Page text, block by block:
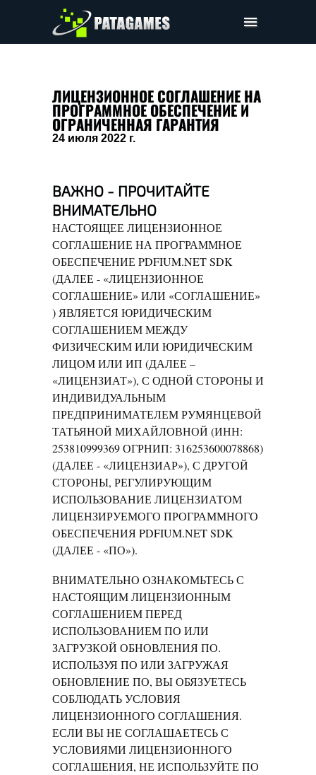
Компания
Соглашение
ЛИЦЕНЗИОННОЕ СОГЛАШЕНИЕ НА
ПРОГРАММНОЕ ОБЕСПЕЧЕНИЕ И
ОГРАНИЧЕННАЯ ГАРАНТИЯ
24 июля 2022 г.
ВАЖНО - ПРОЧИТАЙТЕ
ВНИМАТЕЛЬНО
НАСТОЯЩЕЕ ЛИЦЕНЗИОННОЕ
СОГЛАШЕНИЕ НА ПРОГРАММНОЕ
ОБЕСПЕЧЕНИЕ PDFIUM.NET SDK
(ДАЛЕЕ - «ЛИЦЕНЗИОННОЕ
СОГЛАШЕНИЕ» ИЛИ «СОГЛАШЕНИЕ»
) ЯВЛЯЕТСЯ ЮРИДИЧЕСКИМ
СОГЛАШЕНИЕМ МЕЖДУ
ФИЗИЧЕСКИМ ИЛИ ЮРИДИЧЕСКИМ
ЛИЦОМ ИЛИ ИП (ДАЛЕЕ –
«ЛИЦЕНЗИАТ»), С ОДНОЙ СТОРОНЫ И
ИНДИВИДУАЛЬНЫМ
ПРЕДПРИНИМАТЕЛЕМ РУМЯНЦЕВОЙ
ТАТЬЯНОЙ МИХАЙЛОВНОЙ (ИНН:
253810999369 ОГРНИП: 316253600078868)
(ДАЛЕЕ - «ЛИЦЕНЗИАР»), С ДРУГОЙ
СТОРОНЫ, РЕГУЛИРУЮЩИМ
ИСПОЛЬЗОВАНИЕ ЛИЦЕНЗИАТОМ
ЛИЦЕНЗИРУЕМОГО ПРОГРАММНОГО
ОБЕСПЕЧЕНИЯ PDFIUM.NET SDK
(ДАЛЕЕ - «ПО»).
ВНИМАТЕЛЬНО ОЗНАКОМЬТЕСЬ С
НАСТОЯЩИМ ЛИЦЕНЗИОННЫМ
СОГЛАШЕНИЕМ ПЕРЕД
ИСПОЛЬЗОВАНИЕМ ПО ИЛИ
ЗАГРУЗКОЙ ОБНОВЛЕНИЯ ПО.
ИСПОЛЬЗУЯ ПО ИЛИ ЗАГРУЖАЯ
ОБНОВЛЕНИЕ ПО, ВЫ ОБЯЗУЕТЕСЬ
СОБЛЮДАТЬ УСЛОВИЯ
ЛИЦЕНЗИОННОГО СОГЛАШЕНИЯ.
ЕСЛИ ВЫ НЕ СОГЛАШАЕТЕСЬ С
УСЛОВИЯМИ ЛИЦЕНЗИОННОГО
СОГЛАШЕНИЯ, НЕ ИСПОЛЬЗУЙТЕ ПО